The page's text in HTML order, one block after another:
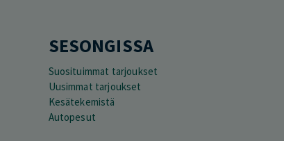
SESONGISSA
Suosituimmat tarjoukset
Uusimmat tarjoukset
Kesätekemistä
Autopesut